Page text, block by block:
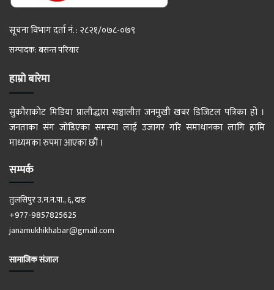
सूचना विभाग दर्ता नं. : २८२१/०७८-०७९
सम्पादक: बसन्त परियार
हाम्रो बारेमा
सुकौराकोट मिडिया प्रालीद्धारा सञ्चालीत जनमुखी खबर डिजिटल पत्रिका हो ।
जनताका संग जोडिएका समस्या लाई उजागर गरि समाधानका लागि हामि
माध्यमका रुपमा आएका छौं ।
सम्पर्क
तुलसिपुर उ.म.न.पा., ६, दाङ
+977-9857825625
janamukhikhabar@gmail.com
सामाजिक संजाल